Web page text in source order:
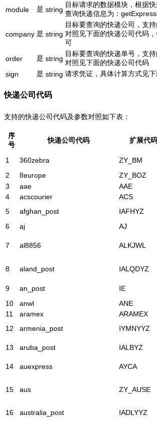
module
是 string
目标请求的数据模块，根据
查询快递信息为：
company 是 string
目标要查询的快递公司，支
对照见下面的快递公司代码
可
order
是 string
目标要查询的快递单号，支
对照见下面的快递公司代码
sign
是 string 请求凭证，具体计算方式见
快递公司代码
支持的快递公司代码及参数对照如下表：
序
号
快递公司代码 扩展代码
1 360zebra ZY_BM
2
8europe ZY_BOZ
3
aae AAE
4
acscourier ACS
5
afghan_post IAFHYZ
6
aj AJ
7 al8856 ALKJWL
8
aland_post IALQDYZ
9
an_post IE
10
anwl ANE
11
aramex ARAMEX
12
armenia_post IYMNYYZ
13
aruba_post IALBYZ
14
auexpress AYCA
15 aus ZY_AUSE
16
australia_post IADLYYZ